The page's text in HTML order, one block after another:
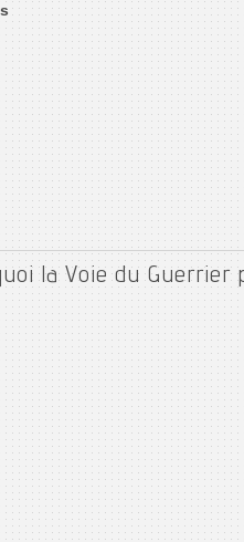
la Voie du